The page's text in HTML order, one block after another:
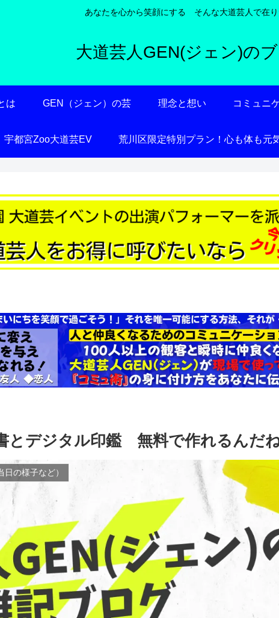
あなたを心から笑顔にする そんな大道芸人で在り
大道芸人GEN(ジェン)の
は GEN（ジェン）の芸 理念と想い コミュニ
宇都宮Zoo大道芸EV 荒川区限定特別プラン！心も体も元
とデジタル印鑑 無料で作れるんだね
の様子など）